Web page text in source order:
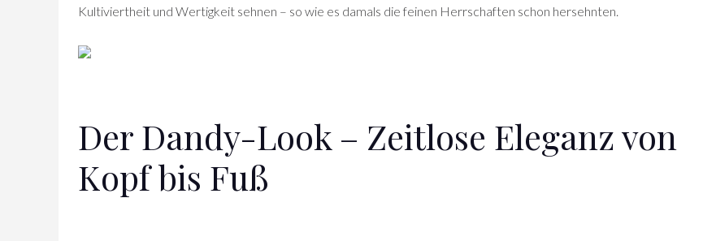
Kultiviertheit und Wertigkeit sehnen – so wie es damals die feinen Herrschaften schon hersehnten.
Der Dandy-Look – Zeitlose Eleganz von
Kopf bis Fuß